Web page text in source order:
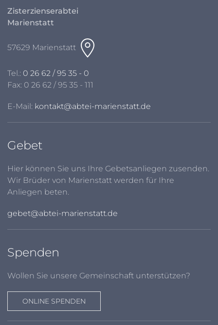
Zisterzienserabtei
Marienstatt
57629 Marienstatt
Tel.: 0 26 62 / 95 35 - 0
Fax: 0 26 62 / 95 35 - 111
E-Mail: kontakt@abtei-marienstatt.de
Gebet
Hier können Sie uns Ihre Gebetsanliegen zusenden.
Wir Brüder von Marienstatt werden für Ihre
Anliegen beten.
gebet@abtei-marienstatt.de
Spenden
Wollen Sie unsere Gemeinschaft unterstützen?
ONLINE SPENDEN